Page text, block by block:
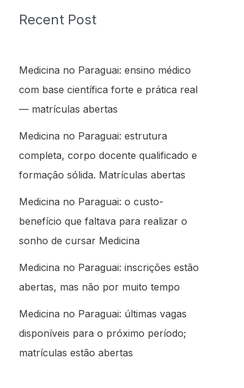
Recent Post
Medicina no Paraguai: ensino médico
com base científica forte e prática real
— matrículas abertas
Medicina no Paraguai: estrutura
completa, corpo docente qualificado e
formação sólida. Matrículas abertas
Medicina no Paraguai: o custo-
benefício que faltava para realizar o
sonho de cursar Medicina
Medicina no Paraguai: inscrições estão
abertas, mas não por muito tempo
Medicina no Paraguai: últimas vagas
disponíveis para o próximo período;
matrículas estão abertas